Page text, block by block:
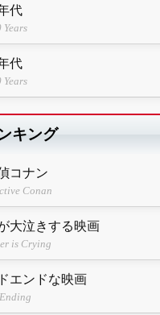
代
Years
代
Years
キング
コナン
Conan
大泣きする映画
is Crying
エンドな映画